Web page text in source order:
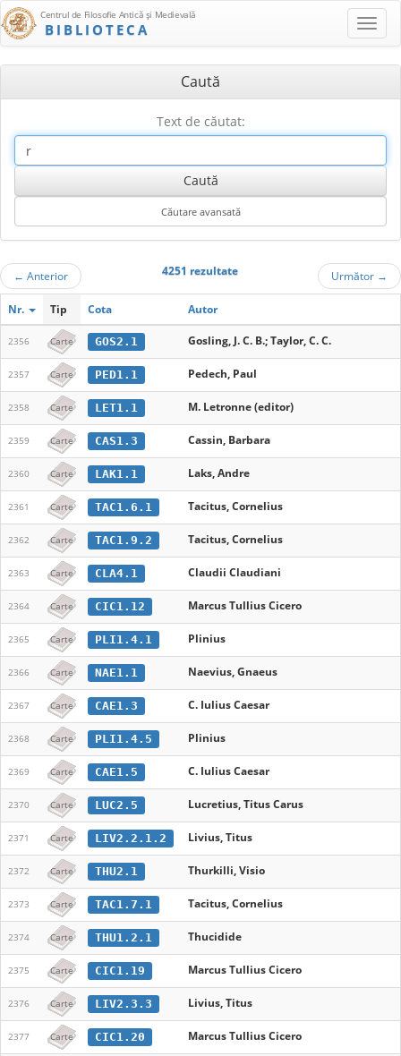
Centrul de Filosofie Antică şi Medievală
BIBLIOTECA
Caută
Text de căutat:
← Anterior 4251 rezultate Următor →
Nr. Tip Cota Autor
2356 Carte GOS2.1 Gosling, J. C. B.; Taylor, C. C.
2357 Carte PED1.1 Pedech, Paul
2358 Carte LET1.1 M. Letronne (editor)
2359 Carte CAS1.3 Cassin, Barbara
2360 Carte LAK1.1 Laks, Andre
2361 Carte TAC1.6.1 Tacitus, Cornelius
2362 Carte TAC1.9.2 Tacitus, Cornelius
2363 Carte CLA4.1 Claudii Claudiani
2364 Carte CIC1.12 Marcus Tullius Cicero
2365 Carte PLI1.4.1 Plinius
2366 Carte NAE1.1 Naevius, Gnaeus
2367 Carte CAE1.3 C. Iulius Caesar
2368 Carte PLI1.4.5 Plinius
2369 Carte CAE1.5 C. Iulius Caesar
2370 Carte LUC2.5 Lucretius, Titus Carus
2371 Carte LIV2.2.1.2 Livius, Titus
2372 Carte THU2.1 Thurkilli, Visio
2373 Carte TAC1.7.1 Tacitus, Cornelius
2374 Carte THU1.2.1 Thucidide
2375 Carte CIC1.19 Marcus Tullius Cicero
2376 Carte LIV2.3.3 Livius, Titus
2377 Carte CIC1.20 Marcus Tullius Cicero